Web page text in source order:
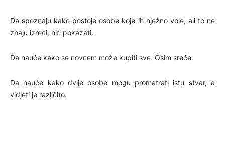
Da spoznaju kako postoje osobe koje ih nježno vole, ali to ne
znaju izreći, niti pokazati.
Da nauče kako se novcem može kupiti sve. Osim sreće.
Da nauče kako dvije osobe mogu promatrati istu stvar, a
vidjeti je različito.